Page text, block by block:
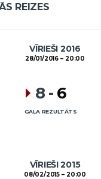
REIZES
VĪRIEŠI 2016
28/01/2016 20:00
8 - 6
GALA REZULTĀTS
VĪRIEŠI 2015
08/02/2015 20:00